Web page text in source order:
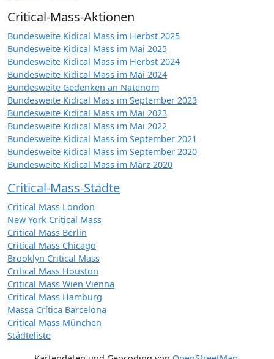
Critical-Mass-Aktionen
Bundesweite Kidical Mass im Herbst 2025
Bundesweite Kidical Mass im Mai 2025
Bundesweite Kidical Mass im Herbst 2024
Bundesweite Kidical Mass im Mai 2024
Bundesweite Gedenken an Natenom
Bundesweite Kidical Mass im September 2023
Bundesweite Kidical Mass im Mai 2023
Bundesweite Kidical Mass im Mai 2022
Bundesweite Kidical Mass im September 2021
Bundesweite Kidical Mass im September 2020
Bundesweite Kidical Mass im März 2020
Critical-Mass-Städte
Critical Mass London
New York Critical Mass
Critical Mass Berlin
Critical Mass Chicago
Brooklyn Critical Mass
Critical Mass Houston
Critical Mass Wien Vienna
Critical Mass Hamburg
Massa Crítica Barcelona
Critical Mass München
Städteliste